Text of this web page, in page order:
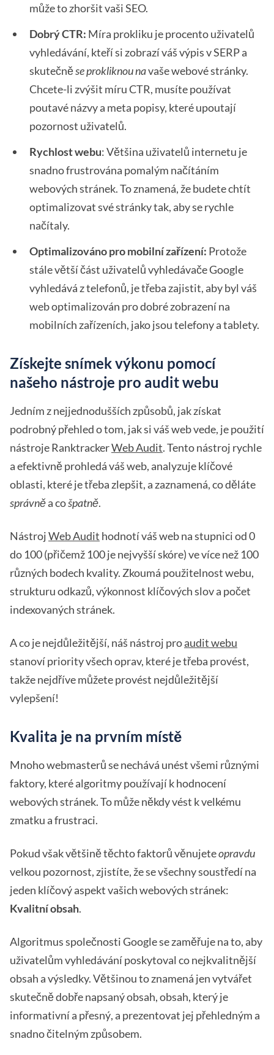
může to zhoršit vaši SEO.
Dobrý CTR: Míra prokliku je procento uživatelů
vyhledávání, kteří si zobrazí váš výpis v SERP a
skutečněse prokliknou navaše webové stránky.
Chcete-li zvýšit míru CTR, musíte používat
poutavé názvy a meta popisy, které upoutají
pozornost uživatelů.
Rychlost webu: Většina uživatelů internetu je
snadno frustrována pomalým načítáním
webových stránek. To znamená, že budete chtít
optimalizovat své stránky tak, aby se rychle
načítaly.
Optimalizováno pro mobilní zařízení: Protože
stále větší část uživatelů vyhledávače Google
vyhledává z telefonů, je třeba zajistit, aby byl váš
web optimalizován pro dobré zobrazení na
mobilních zařízeních, jako jsou telefony a tablety.
Získejte snímek výkonu pomocí
našeho nástroje pro audit webu
Jedním z nejjednodušších způsobů, jak získat
podrobný přehled o tom, jak si váš web vede, je použití
nástroje RanktrackerWeb Audit. Tento nástroj rychle
a efektivně prohledá váš web, analyzuje klíčové
oblasti, které je třeba zlepšit, a zaznamená, co děláte
správněa cošpatně.
NástrojWeb Audit hodnotí váš web na stupnici od 0
do 100 (přičemž 100 je nejvyšší skóre) ve více než 100
různých bodech kvality. Zkoumá použitelnost webu,
strukturu odkazů, výkonnost klíčových slov a počet
indexovaných stránek.
A co je nejdůležitější, náš nástroj proaudit webu
stanoví priority všech oprav, které je třeba provést,
takže nejdříve můžete provést nejdůležitější
vylepšení!
Kvalita je na prvním místě
Mnoho webmasterů se nechává unést všemi různými
faktory, které algoritmy používají k hodnocení
webových stránek. To může někdy vést k velkému
zmatku a frustraci.
Pokud však většině těchto faktorů věnujeteopravdu
velkou pozornost, zjistíte, že se všechny soustředí na
jeden klíčový aspekt vašich webových stránek:
Kvalitní obsah.
Algoritmus společnosti Google se zaměřuje na to, aby
uživatelům vyhledávání poskytoval co nejkvalitnější
obsah a výsledky. Většinou to znamená jen vytvářet
skutečně dobře napsaný obsah, obsah, který je
informativní a přesný, a prezentovat jej přehledným a
snadno čitelným způsobem.